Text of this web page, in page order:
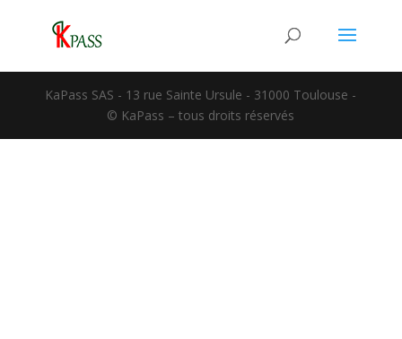
KaPass SAS - 13 rue Sainte Ursule - 31000 Toulouse -
© KaPass – tous droits réservés